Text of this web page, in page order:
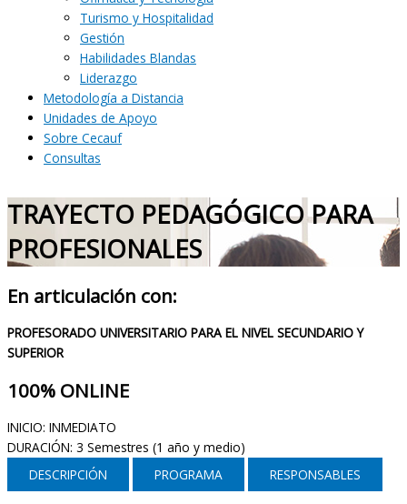
Turismo y Hospitalidad
Gestión
Habilidades Blandas
Liderazgo
Metodología a Distancia
Unidades de Apoyo
Sobre Cecauf
Consultas
TRAYECTO PEDAGÓGICO PARA
PROFESIONALES
En articulación con:
PROFESORADO UNIVERSITARIO PARA EL NIVEL SECUNDARIO Y
SUPERIOR
100% ONLINE
INICIO: INMEDIATO
DURACIÓN: 3 Semestres (1 año y medio)
DESCRIPCIÓN
PROGRAMA RESPONSABLES